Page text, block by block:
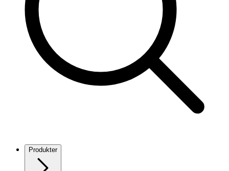
Produkter